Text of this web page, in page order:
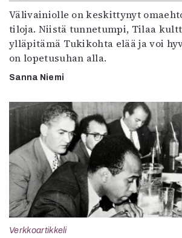
Välivainiolle on keskittynyt
tiloja. Niistä tunnetumpi, Tilaa
ylläpitämä Tukikohta elää ja voi
on lopetusuhan alla.
Sanna Niemi
Verkkoartikkeli